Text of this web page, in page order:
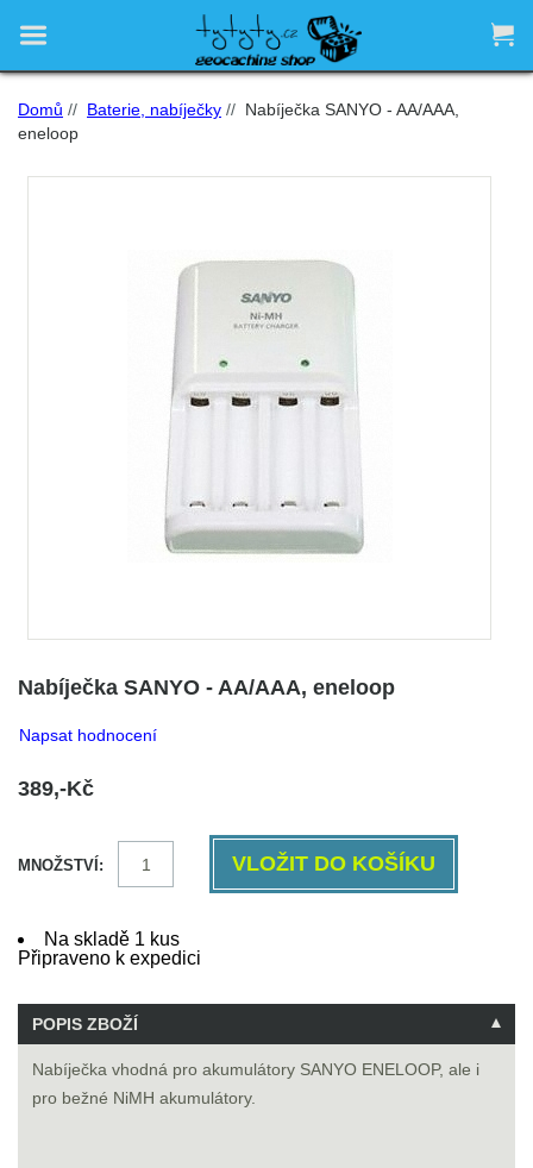
 
Domů // Baterie, nabíječky // Nabíječka SANYO - AA/AAA,
eneloop
Nabíječka SANYO - AA/AAA, eneloop
Napsat hodnocení
389,-Kč
MNOŽSTVÍ:
Na skladě 1 kus
Připraveno k expedici
POPIS ZBOŽÍ
Nabíječka vhodná pro akumulátory SANYO ENELOOP, ale i
pro bežné NiMH akumulátory.